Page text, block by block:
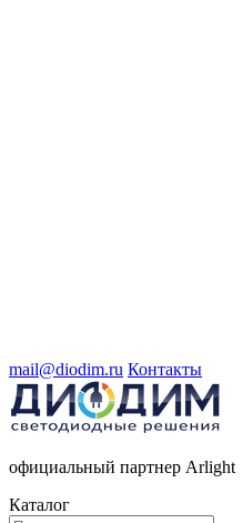
mail@diodim.ru Контакты
официальный партнер Arlight
Каталог